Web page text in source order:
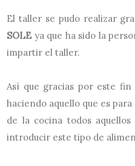
El taller se pudo realizar
SOLE ya que ha sido la
impartir el taller.
Así que gracias por este
haciendo aquello que es
de la cocina todos
introducir este tipo de